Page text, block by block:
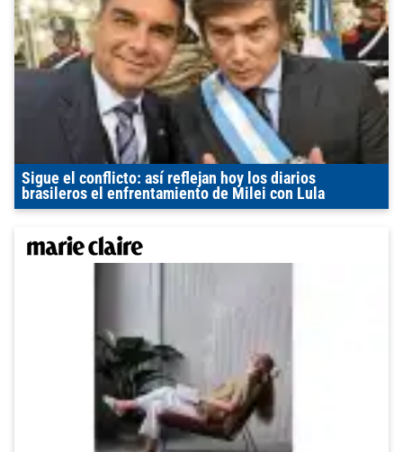
Sigue el conflicto: así reflejan hoy los diarios
brasileros el enfrentamiento de Milei con Lula